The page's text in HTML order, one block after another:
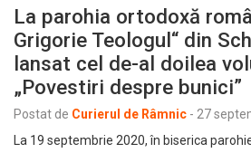
La parohia ortodoxă
Grigorie Teologul“ din
lansat cel de-al doilea
„Povestiri despre bunici”
Postat de Curierul de Râmnic - 27
La 19 septembrie 2020, în biserica